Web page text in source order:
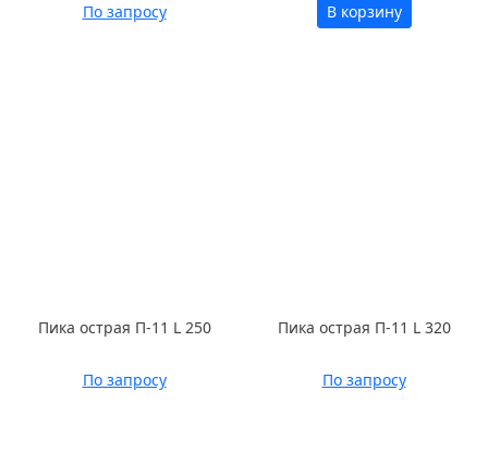
По запросу В корзину
Пика острая П-11 L 250
По запросу
Пика острая П-11 L 320
По запросу